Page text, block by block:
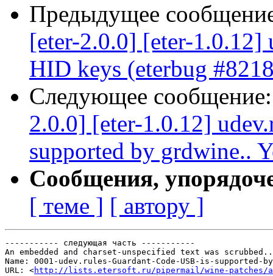
Предыдущее
[eter-2.0.0] [eter-1.0.12]
HID keys (eterbug
Следующее
2.0.0] [eter-1.0.12]
supported by grdwine..
Сообщения,
[ теме ] [ автору ]
----------- следующая часть -----------
An embedded and charset-unspecified text was
Name: 0001-udev.rules-Guardant-Code-USB-is-supported-
URL: <http://lists.etersoft.ru/pipermail/wine-patches/